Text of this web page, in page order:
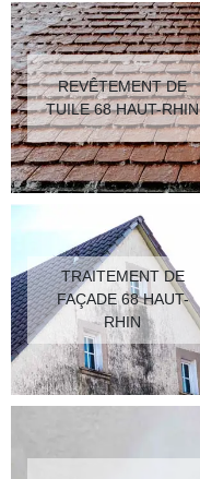
REVÊTEMENT DE
TUILE 68 HAUT-RHIN
TRAITEMENT DE
FAÇADE 68 HAUT-
RHIN